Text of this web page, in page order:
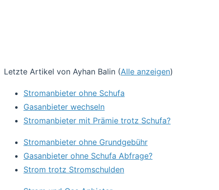
Letzte Artikel von Ayhan Balin (Alle anzeigen)
Stromanbieter ohne Schufa
Gasanbieter wechseln
Stromanbieter mit Prämie trotz Schufa?
Stromanbieter ohne Grundgebühr
Gasanbieter ohne Schufa Abfrage?
Strom trotz Stromschulden